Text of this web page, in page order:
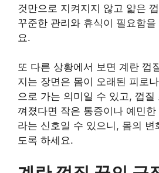
것만으로 지켜지지 않고 얇은
꾸준한 관리와 휴식이 필요함
요.
또 다른 상황에서 보면 계란 껍
지는 장면은 몸이 오래된 피로
으로 가는 의미일 수 있고, 껍질
껴졌다면 작은 통증이나 예민
라는 신호일 수 있으니, 몸의 변
도록 하세요.